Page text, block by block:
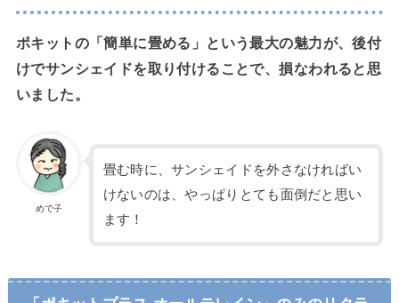
ポキットの「簡単に畳める」という最大の魅力が、後付
けでサンシェイドを取り付けることで、損なわれると思
いました。
めで子
畳む時に、サンシェイドを外さなければい
けないのは、やっぱりとても面倒だと思い
ます！